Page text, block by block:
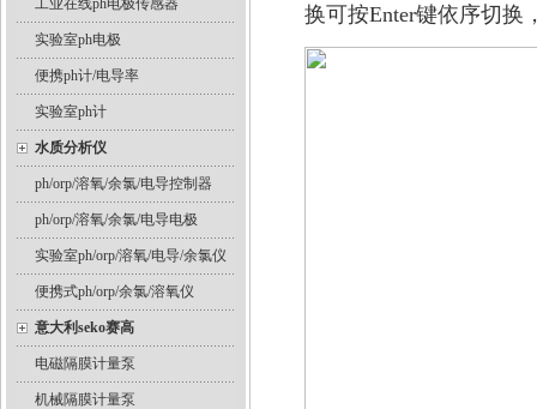
工业在线ph电极传感器
实验室ph电极
便携ph计/电导率
实验室ph计
水质分析仪
ph/orp/溶氧/余氯/电导控制器
ph/orp/溶氧/余氯/电导电极
实验室ph/orp/溶氧/电导/余氯仪
便携式ph/orp/余氯/溶氧仪
意大利seko赛高
电磁隔膜计量泵
机械隔膜计量泵
换可按Enter键依序切换